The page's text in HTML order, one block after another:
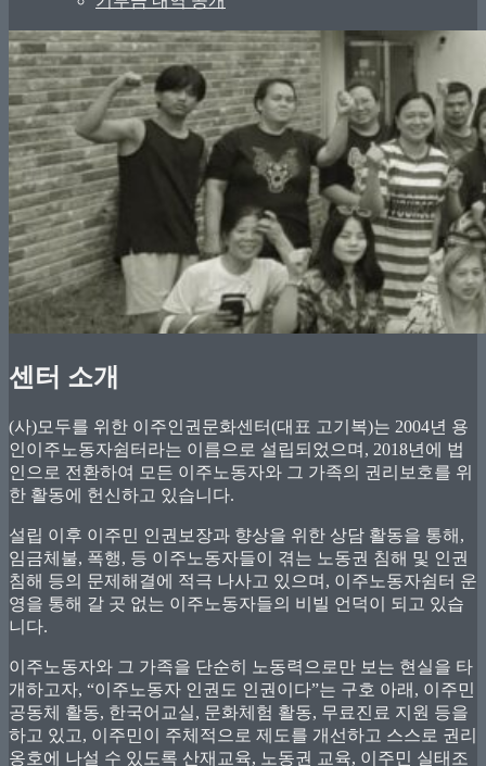
센터 소개
(사)모두를 위한 이주인권문화센터(대표 고기복)는 2004년 용
인이주노동자쉼터라는 이름으로 설립되었으며, 2018년에 법
인으로 전환하여 모든 이주노동자와 그 가족의 권리보호를 위
한 활동에 헌신하고 있습니다.
설립 이후 이주민 인권보장과 향상을 위한 상담 활동을 통해,
임금체불, 폭행, 등 이주노동자들이 겪는 노동권 침해 및 인권
침해 등의 문제해결에 적극 나사고 있으며, 이주노동자쉼터 운
영을 통해 갈 곳 없는 이주노동자들의 비빌 언덕이 되고 있습
니다.
이주노동자와 그 가족을 단순히 노동력으로만 보는 현실을 타
개하고자, “이주노동자 인권도 인권이다”는 구호 아래, 이주민
공동체 활동, 한국어교실, 문화체험 활동, 무료진료 지원 등을
하고 있고, 이주민이 주체적으로 제도를 개선하고 스스로 권리
옹호에 나설 수 있도록 산재교육, 노동권 교육, 이주민 실태조